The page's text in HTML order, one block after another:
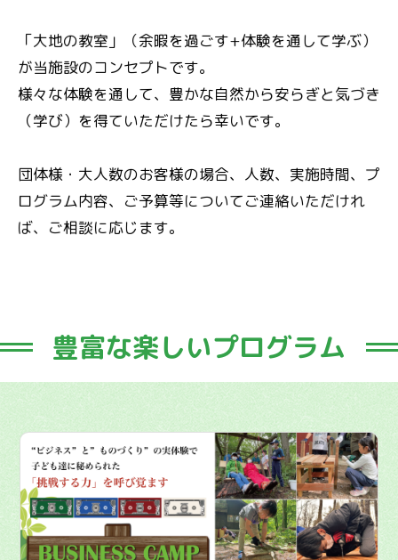
「大地の教室」（余暇を過ごす+体験を通して学ぶ）
が当施設のコンセプトです。
様々な体験を通して、豊かな自然から安らぎと気づき
（学び）を得ていただけたら幸いです。
団体様・大人数のお客様の場合、人数、実施時間、プ
ログラム内容、ご予算等についてご連絡いただけれ
ば、ご相談に応じます。
豊富な楽しいプログラム